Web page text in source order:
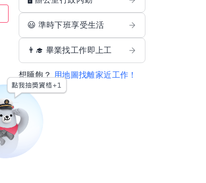
😃 準時下班享受生活
👨‍🎓 畢業找工作即上工
想睡飽？ 用地圖找離家近工作！